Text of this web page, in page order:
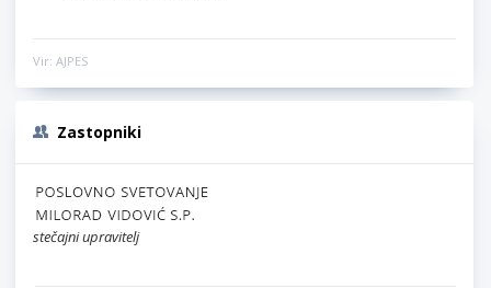
Vir: AJPES
Zastopniki
stečajni upravitelj